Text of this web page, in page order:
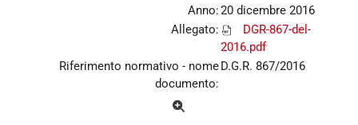
Anno:20 dicembre 2016
Allegato:
DGR-867-del-
2016.pdf
Riferimento normativo - nome
documento:
D.G.R. 867/2016